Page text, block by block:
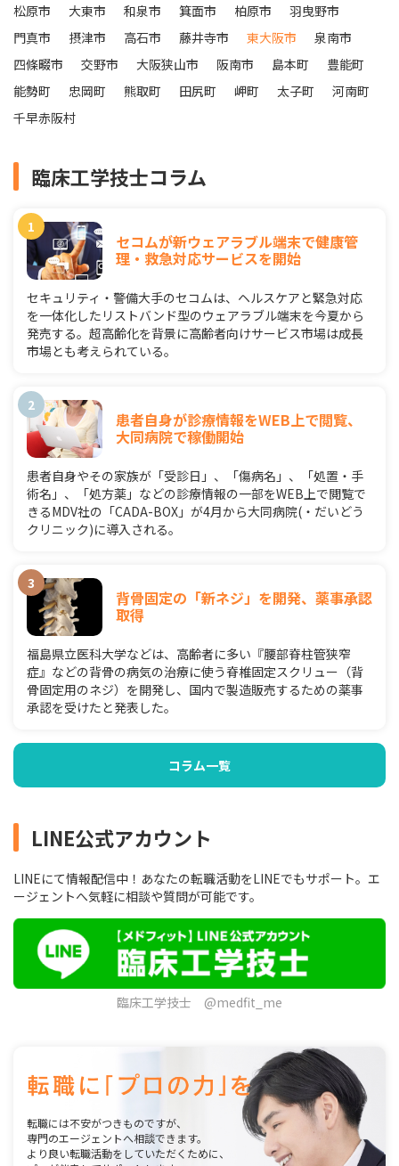
松原市
大東市 和泉市 箕面市 柏原市
羽曳野市
門真市
摂津市 高石市 藤井寺市 東大阪市
泉南市
四條畷市
交野市 大阪狭山市 阪南市 島本町
豊能町
能勢町
忠岡町 熊取町 田尻町 岬町 太子町
河南町
千早赤阪村
臨床工学技士コラム
セコムが新ウェアラブル端末で健康管
理・救急対応サービスを開始
セキュリティ・警備大手のセコムは、ヘルスケアと緊急対応
を一体化したリストバンド型のウェアラブル端末を今夏から
発売する。超高齢化を背景に高齢者向けサービス市場は成長
市場とも考えられている。
患者自身が診療情報をWEB上で閲覧、
大同病院で稼働開始
患者自身やその家族が「受診日」、「傷病名」、「処置・手
術名」、「処方薬」などの診療情報の一部をWEB上で閲覧で
きるMDV社の「CADA-BOX」が4月から大同病院(・だいどう
クリニック)に導入される。
背骨固定の「新ネジ」を開発、薬事承認
取得
福島県立医科大学などは、高齢者に多い『腰部脊柱管狭窄
症』などの背骨の病気の治療に使う脊椎固定スクリュー（背
骨固定用のネジ）を開発し、国内で製造販売するための薬事
承認を受けたと発表した。
コラム一覧
LINE公式アカウント
LINEにて情報配信中！あなたの転職活動をLINEでもサポート。エ
ージェントへ気軽に相談や質問が可能です。
臨床工学技士 @medfit_me
転職には不安がつきものですが、
専門のエージェントへ相談できます。
より良い転職活動をしていただくために、